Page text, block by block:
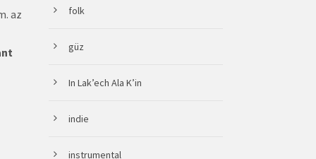
az
folk
güz
In Lak’ech Ala K’in
indie
instrumental